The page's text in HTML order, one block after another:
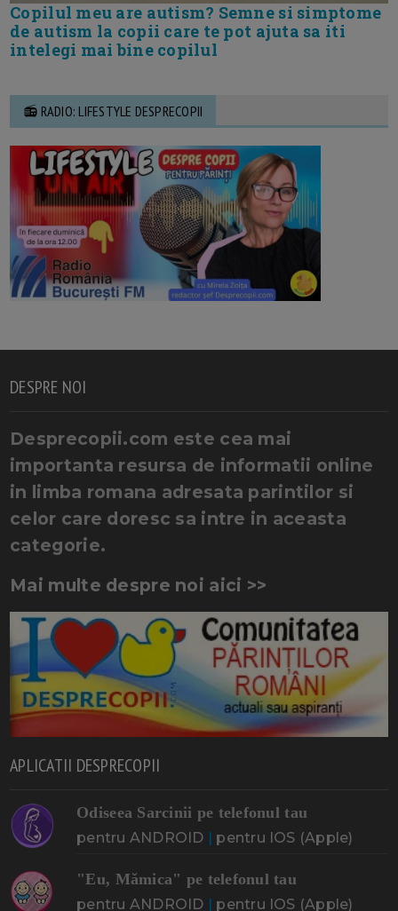
Copilul meu are autism? Semne si simptome
de autism la copii care te pot ajuta sa iti
intelegi mai bine copilul
📻 RADIO: LIFESTYLE DESPRECOPII
DESPRE NOI
Desprecopii.com este cea mai
importanta resursa de informatii online
in limba romana adresata parintilor si
celor care doresc sa intre in aceasta
categorie.
Mai multe despre noi aici >>
APLICATII DESPRECOPII
Odiseea Sarcinii pe telefonul tau
pentru ANDROID pentru IOS (Apple)
"Eu, Mămica" pe telefonul tau
pentru ANDROID pentru IOS (Apple)